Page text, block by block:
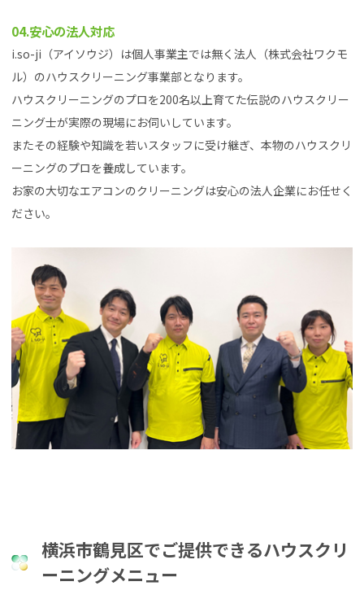
04.安心の法人対応
i.so-ji（アイソウジ）は個人事業主では無く法人（株式会社ワクモ
ル）のハウスクリーニング事業部となります。
ハウスクリーニングのプロを200名以上育てた伝説のハウスクリー
ニング士が実際の現場にお伺いしています。
またその経験や知識を若いスタッフに受け継ぎ、本物のハウスクリ
ーニングのプロを養成しています。
お家の大切なエアコンのクリーニングは安心の法人企業にお任せく
ださい。
横浜市鶴見区でご提供できるハウスクリ
ーニングメニュー